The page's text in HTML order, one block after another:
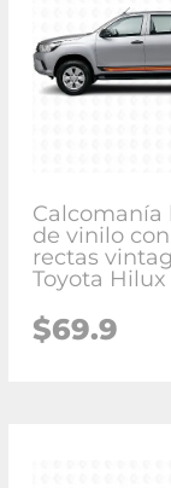
Calcomanía
de vinilo
rectas
Toyota Hilux
$69.9